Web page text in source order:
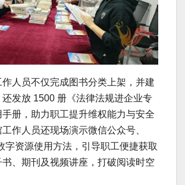
人员不仅完成图书分类上架，并建
发放 1500 册《法律法规进企业专
册，助力职工提升维权能力与安全
作人员还现场演示微信公众号、
字资源使用方法，引导职工便捷获取
、期刊及视频讲座，打破阅读时空